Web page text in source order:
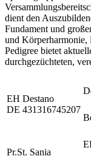
dient den
Fundament und
und Körperharmonie,
Pedigree bietet
durchgezüchteten,
EH Destano
DE 431316745207
Pr.St. Sania